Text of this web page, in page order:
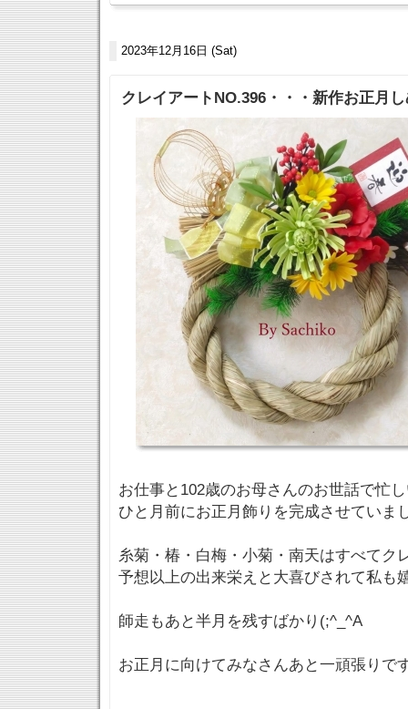
2023年12月16日 (Sat)
クレイアートNO.396・・・新作お正月
お仕事と102歳のお母さんのお世話で忙
ひと月前にお正月飾りを完成させていま
糸菊・椿・白梅・小菊・南天はすべてク
予想以上の出来栄えと大喜びされて私も
師走もあと半月を残すばかり(;^_^A
お正月に向けてみなさんあと一頑張りで